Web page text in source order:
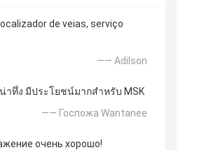
de veias, serviço
—— Adilson
ทึ่ง มีประโยชน์มากสำหรับ MSK
—— Госпожа Wantanee
очень хорошо!